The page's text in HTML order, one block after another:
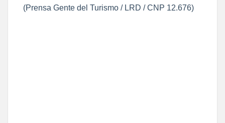
(Prensa Gente del Turismo / LRD / CNP 12.676)